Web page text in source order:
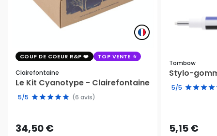
COUP DE COEUR R&P TOP VENTE
Clairefontaine
Le Kit Cyanotype - Clairefontaine
5/5 (6 avis)
34,50 €
Tombow
Stylo-
5/5
5,15 €